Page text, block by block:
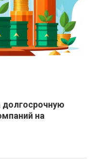
долгосрочную
на